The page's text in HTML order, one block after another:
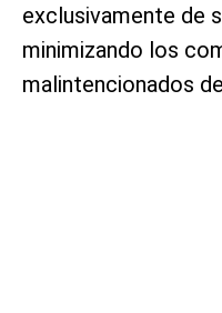
exclusivamente de
minimizando los
malintencionados